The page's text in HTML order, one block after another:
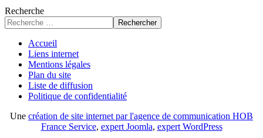
Recherche
Rechercher
Accueil
Liens internet
Mentions légales
Plan du site
Liste de diffusion
Politique de confidentialité
Une création de site internet par l'agence de communication HOB
France Service, expert Joomla, expert WordPress